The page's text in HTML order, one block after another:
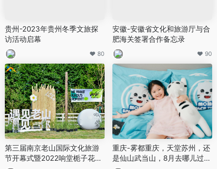
贵州-2023年贵州冬季文旅探
访活动启幕
80
安徽-安徽省文化和旅游厅与合
肥海关签署合作备忘录
90
第三届南京老山国际文化旅游
节开幕式暨2022响堂栀子花大
重庆-雾都重庆，天堂苏州，还
是仙山武当山，8月去哪儿过暑